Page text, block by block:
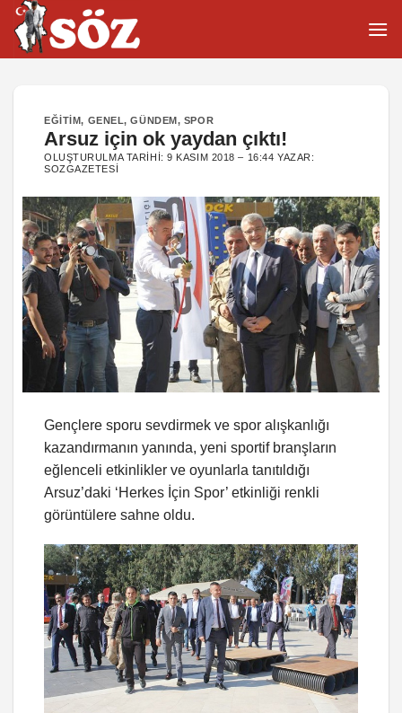
İçeriğe
atla
EĞITIM, GENEL,GÜNDEM, SPOR
Arsuz için ok yaydan çıktı!
OLUŞTURULMA TARIHI:9 KASIM 2018 – 16:44 YAZAR:
SOZGAZETESI
Gençlere sporu sevdirmek ve spor alışkanlığı
kazandırmanın yanında, yeni sportif branşların
eğlenceli etkinlikler ve oyunlarla tanıtıldığı
Arsuz’daki ‘Herkes İçin Spor’ etkinliği renkli
görüntülere sahne oldu.